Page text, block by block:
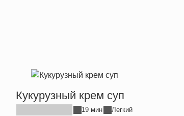
Кукурузный крем суп
19 мин Легкий